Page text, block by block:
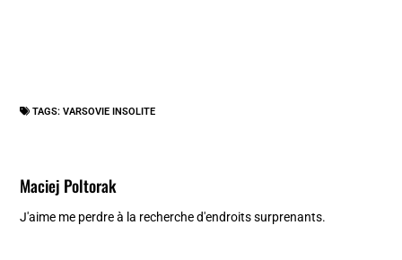
TAGS:VARSOVIE INSOLITE
Maciej Poltorak
J'aime me perdre à la recherche d'endroits surprenants.